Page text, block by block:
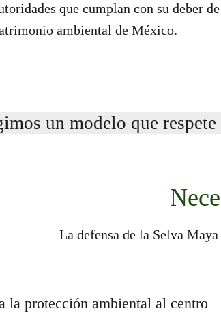
que cumplan con su deber
ambiental de México.
un modelo que
La defensa de la Selva
la protección ambiental al centro